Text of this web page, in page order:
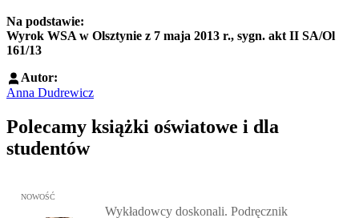
Na podstawie:
Wyrok WSA w Olsztynie z 7 maja 2013 r., sygn. akt II SA/Ol
161/13
Autor:
Anna Dudrewicz
Polecamy książki oświatowe i dla
studentów
Przejdź do: Wykładowcy doskonali. Podręcznik nauczycieli
NOWOŚĆ
Wykładowcy doskonali. Podręcznik